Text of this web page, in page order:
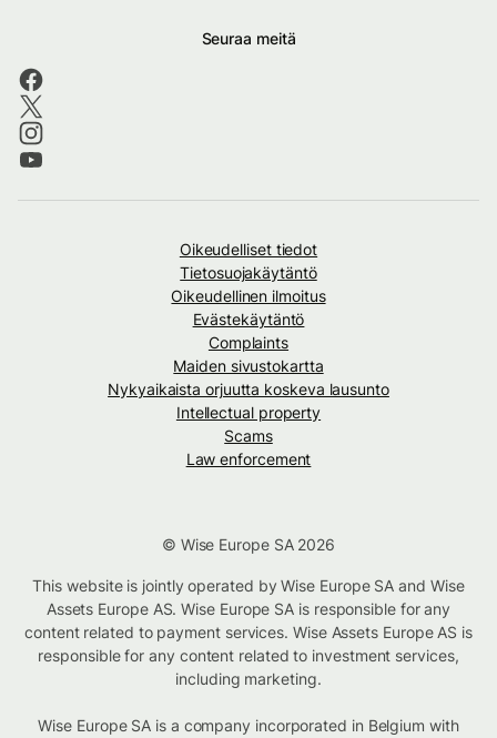
Seuraa meitä
Oikeudelliset tiedot
Tietosuojakäytäntö
Oikeudellinen ilmoitus
Evästekäytäntö
Complaints
Maiden sivustokartta
Nykyaikaista orjuutta koskeva lausunto
Intellectual property
Scams
Law enforcement
© Wise Europe SA 2026
This website is jointly operated by Wise Europe SA and Wise
Assets Europe AS. Wise Europe SA is responsible for any
content related to payment services. Wise Assets Europe AS is
responsible for any content related to investment services,
including marketing.
Wise Europe SA is a company incorporated in Belgium with